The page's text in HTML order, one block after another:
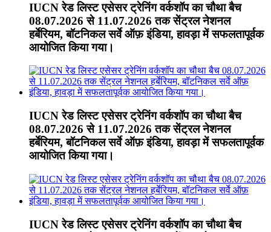
IUCN रेड लिस्ट एसेसर ट्रेनिंग वर्कशॉप का चौथा बैच
08.07.2026 से 11.07.2026 तक सेंट्रल नेशनल
हर्बेरियम, बॉटनिकल सर्वे ऑफ़ इंडिया, हावड़ा में सफलतापूर्वक
आयोजित किया गया।
IUCN रेड लिस्ट एसेसर ट्रेनिंग वर्कशॉप का चौथा बैच
08.07.2026 से 11.07.2026 तक सेंट्रल नेशनल
हर्बेरियम, बॉटनिकल सर्वे ऑफ़ इंडिया, हावड़ा में सफलतापूर्वक
आयोजित किया गया।
IUCN रेड लिस्ट एसेसर ट्रेनिंग वर्कशॉप का चौथा बैच